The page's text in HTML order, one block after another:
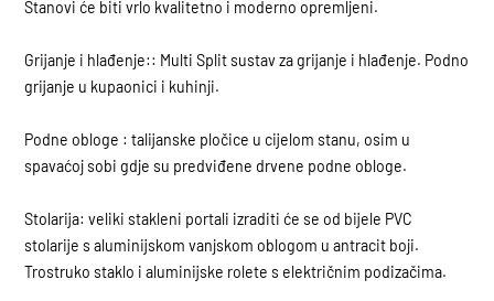
Stanovi će biti vrlo kvalitetno i moderno opremljeni.
Grijanje i hlađenje:: Multi Split sustav za grijanje i hlađenje. Podno
grijanje u kupaonici i kuhinji.
Podne obloge : talijanske pločice u cijelom stanu, osim u
spavaćoj sobi gdje su predviđene drvene podne obloge.
Stolarija: veliki stakleni portali izraditi će se od bijele PVC
stolarije s aluminijskom vanjskom oblogom u antracit boji.
Trostruko staklo i aluminijske rolete s električnim podizačima.